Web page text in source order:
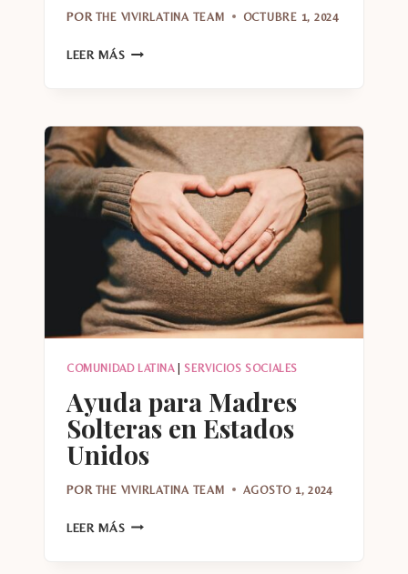
POR THE VIVIRLATINA TEAM OCTUBRE 1, 2024
LEER MÁS DÓNDE
EN
ESTADOS
UNIDOS
COMUNIDAD LATINA| SERVICIOS SOCIALES
Ayuda para Madres
Solteras en Estados
Unidos
POR THE VIVIRLATINA TEAM AGOSTO 1, 2024
LEER MÁS AYUDA